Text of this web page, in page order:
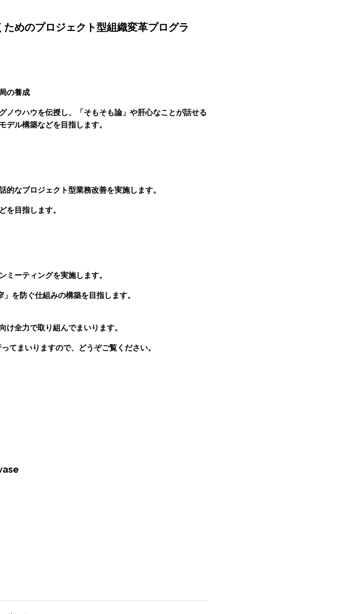
めのプロジェクト型組織変革プログラ
の養成
ノウハウを伝授し、「そもそも論」や肝心なことが話せる
デル構築などを目指します。
なプロジェクト型業務改善を実施します。
を目指します。
ミーティングを実施します。
を防ぐ仕組みの構築を目指します。
全力で取り組んでまいります。
てまいりますので、どうぞご覧ください。